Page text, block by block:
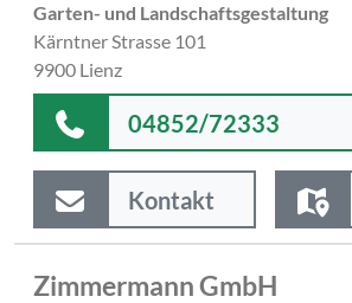
Garten- und Landschaftsgestaltung
Kärntner Strasse 101
9900 Lienz
04852/72333
Kontakt
Zimmermann GmbH